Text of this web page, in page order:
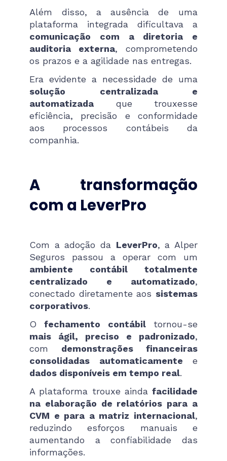
Além disso, a ausência de uma
plataforma integrada dificultava a
comunicação com a diretoria e
auditoria externa, comprometendo
os prazos e a agilidade nas entregas.
Era evidente a necessidade de uma
solução centralizada e
automatizada que trouxesse
eficiência, precisão e conformidade
aos processos contábeis da
companhia.
A transformação
com a LeverPro
Com a adoção da LeverPro, a Alper
Seguros passou a operar com um
ambiente contábil totalmente
centralizado e automatizado,
conectado diretamente aos sistemas
corporativos.
Ofechamento contábiltornou-se
mais ágil, preciso e padronizado,
com demonstrações financeiras
consolidadas automaticamente e
dados disponíveis em tempo real.
A plataforma trouxe ainda facilidade
na elaboração de relatórios para a
CVM e para a matriz internacional,
reduzindo esforços manuais e
aumentando a confiabilidade das
informações.